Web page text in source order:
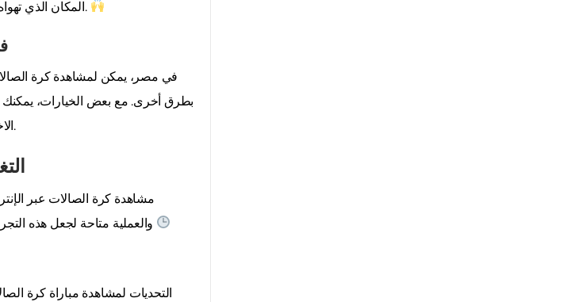
المكان الذي تهواه. كما تتيح لك البث بجودة عالية جزءًا من هذه التجربة، مما يقدم لك عرضًا بصريًا لا مثيل له.
في مصر، يمكن لمشاهدة كرة
بطرق أخرى. مع بعض الخيارات، يمكنك
الاختيار والوصول السهل هو السبب الرئيسي لجذب عشاق كرة الصالات في جميع أنحاء البلاد.
مشاهدة كرة الصالات عبر
التحديات لمشاهدة مباراة كرة